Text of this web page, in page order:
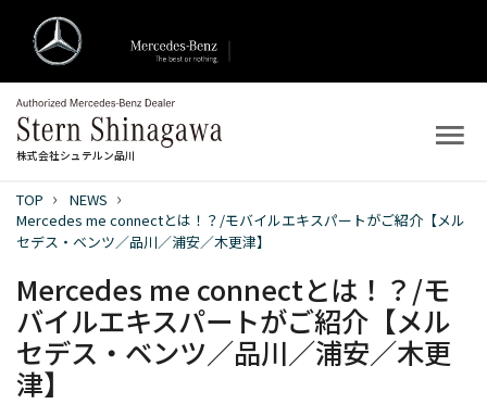
株式会社シュテルン品川
店舗案内
TOP
NEWS
Mercedes me connectとは！？/モバイルエキスパートがご紹介【メル
セデス・ベンツ／品川／浦安／木更津】
Mercedes me connectとは！？/モ
バイルエキスパートがご紹介【メル
セデス・ベンツ／品川／浦安／木更
津】